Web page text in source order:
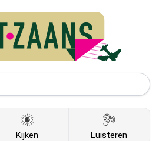
Kijken Luisteren